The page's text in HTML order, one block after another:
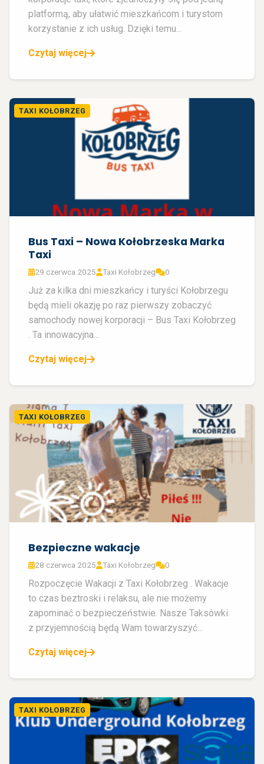
platformą, aby ułatwić mieszkańcom i turystom
korzystanie z ich usług. Dzięki temu...
Czytaj więcej
TAXI KOŁOBRZEG
Bus Taxi – Nowa Kołobrzeska Marka
Taxi
29 czerwca 2025 Taxi Kołobrzeg 0
Już za kilka dni mieszkańcy i turyści Kołobrzegu
będą mieli okazję po raz pierwszy zobaczyć
samochody nowej korporacji – Bus Taxi Kołobrzeg
. Ta innowacyjna...
Czytaj więcej
TAXI KOŁOBRZEG
Bezpieczne wakacje
28 czerwca 2025 Taxi Kołobrzeg 0
Rozpoczęcie Wakacji z Taxi Kołobrzeg . Wakacje
to czas beztroski i relaksu, ale nie możemy
zapominać o bezpieczeństwie. Nasze Taksówki
z przyjemnością będą Wam towarzyszyć...
Czytaj więcej
TAXI KOŁOBRZEG